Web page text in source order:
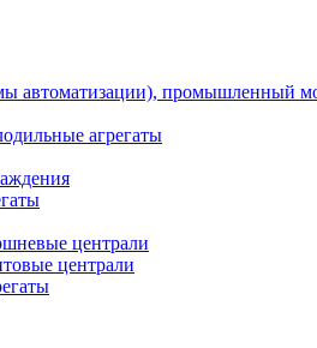
автоматизации), промышленный
агрегаты
централи
централи